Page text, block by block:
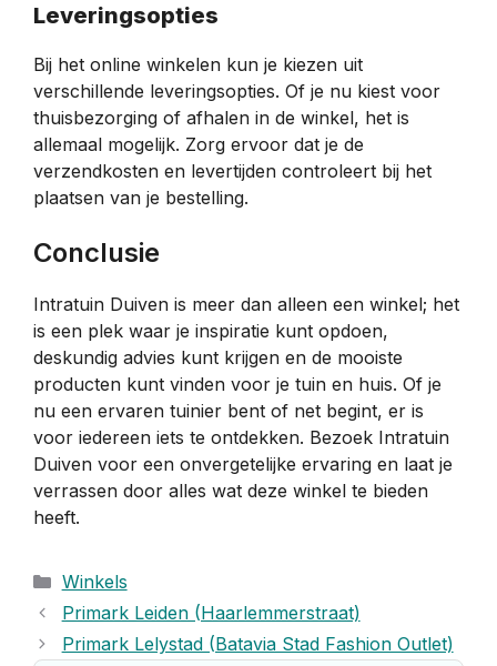
Leveringsopties
Bij het online winkelen kun je kiezen uit
verschillende leveringsopties. Of je nu kiest voor
thuisbezorging of afhalen in de winkel, het is
allemaal mogelijk. Zorg ervoor dat je de
verzendkosten en levertijden controleert bij het
plaatsen van je bestelling.
Conclusie
Intratuin Duiven is meer dan alleen een winkel; het
is een plek waar je inspiratie kunt opdoen,
deskundig advies kunt krijgen en de mooiste
producten kunt vinden voor je tuin en huis. Of je
nu een ervaren tuinier bent of net begint, er is
voor iedereen iets te ontdekken. Bezoek Intratuin
Duiven voor een onvergetelijke ervaring en laat je
verrassen door alles wat deze winkel te bieden
heeft.
Categorieën
Winkels
Primark Leiden (Haarlemmerstraat)
Primark Lelystad (Batavia Stad Fashion Outlet)